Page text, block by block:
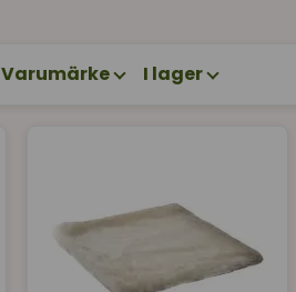
Varumärke I lager